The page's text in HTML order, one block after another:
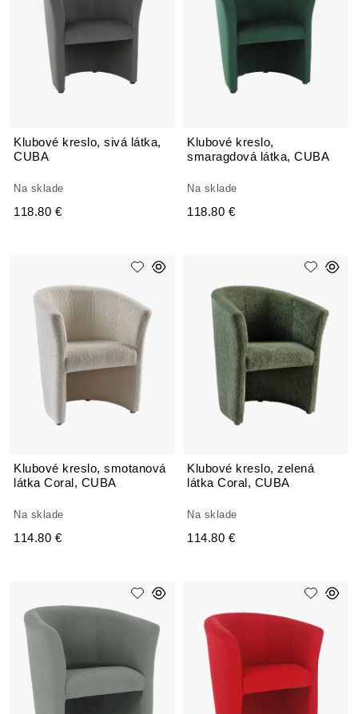
Klubové kreslo, sivá látka,
CUBA
Na sklade
118.80 €
Klubové kreslo,
smaragdová látka, CUBA
Na sklade
118.80 €
Klubové kreslo, smotanová
látka Coral, CUBA
Na sklade
114.80 €
Klubové kreslo, zelená
látka Coral, CUBA
Na sklade
114.80 €